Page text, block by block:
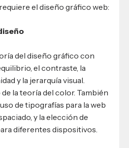
el diseño gráfico web:
del diseño gráfico con
el contraste, la
y la jerarquía visual.
la teoría del color. También
de tipografías para la web
y la elección de
diferentes dispositivos.